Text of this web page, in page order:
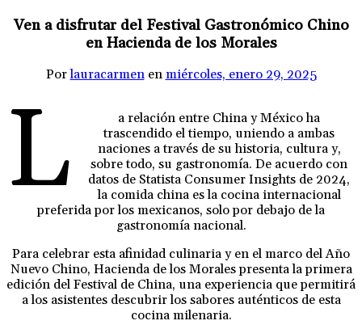
Ven a disfrutar del Festival Gastronómico Chino
en Hacienda de los Morales
Porlauracarmen en miércoles, enero 29, 2025
L
a relación entre China y México ha
trascendido el tiempo, uniendo a ambas
naciones a través de su historia, cultura y,
sobre todo, su gastronomía. De acuerdo con
datos de Statista Consumer Insights de 2024,
la comida china es la cocina internacional
preferida por los mexicanos, solo por debajo de la
gastronomía nacional.
Para celebrar esta afinidad culinaria y en el marco del Año
Nuevo Chino, Hacienda de los Morales presenta la primera
edición del Festival de China, una experiencia que permitirá
a los asistentes descubrir los sabores auténticos de esta
cocina milenaria.